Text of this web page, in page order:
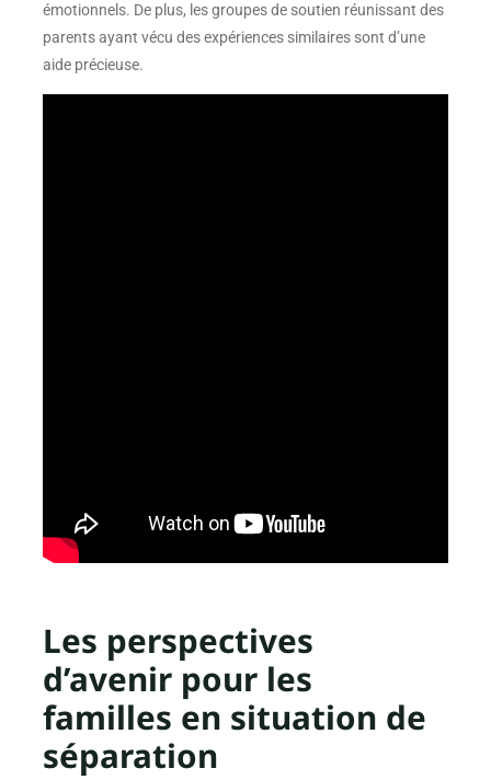
émotionnels. De plus, les groupes de soutien réunissant des
parents ayant vécu des expériences similaires sont d’une
aide précieuse.
Les perspectives
d’avenir pour les
familles en situation de
séparation